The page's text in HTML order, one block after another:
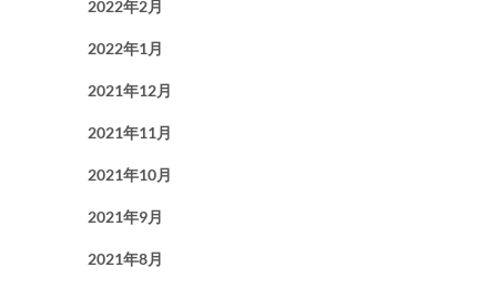
2022年2月
2022年1月
2021年12月
2021年11月
2021年10月
2021年9月
2021年8月